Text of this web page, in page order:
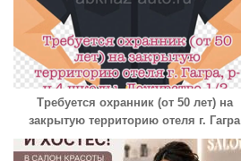
Требуется охранник (от 50 лет) на
закрытую территорию отеля г. Гагра